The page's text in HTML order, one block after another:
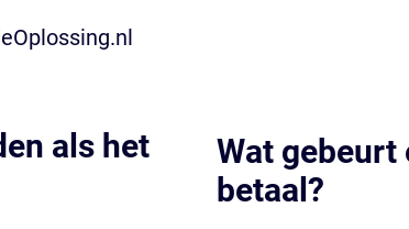
als het
Wat gebeurt
betaal?